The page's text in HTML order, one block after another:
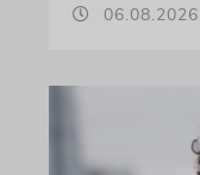
06.08.2026